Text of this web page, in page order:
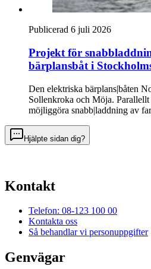
Publicerad 6 juli 2026
Projekt för
bärplans­båt i
Den elektriska bärplans|båten
Sollenkroka och Möja.
möjliggöra snabb|laddning av
Hjälpte sidan dig?
Kontakt
Telefon: 08-123 100 00
Kontakta oss
Så behandlar vi personuppgifter
Genvägar